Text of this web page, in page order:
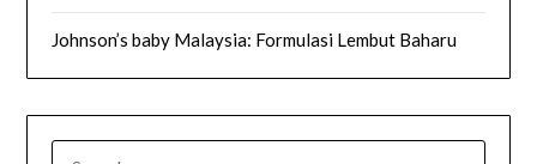
Johnson’s baby Malaysia: Formulasi Lembut Baharu